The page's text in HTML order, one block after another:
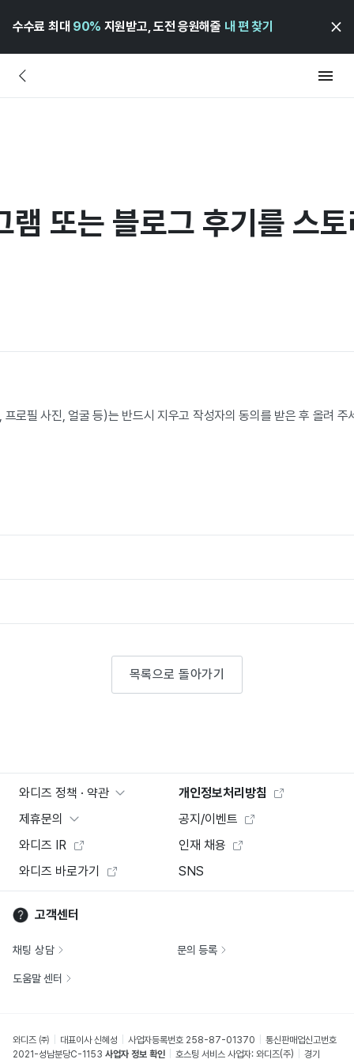
수수료 최대 90% 지원받고, 도전 응원해줄 내 편 찾기
램 또는 블로그 후기를 스
로필 사진, 얼굴 등)는 반드시 지우고 작성자의 동의를 받은 후 올려 주
목록으로 돌아가기
와디즈 정책 · 약관
개인정보처리방침
제휴문의
공지/이벤트
와디즈 IR
인재 채용
와디즈 바로가기
SNS
고객센터
채팅 상담 문의 등록
도움말 센터
와디즈 ㈜ 대표이사 신혜성 사업자등록번호 258-87-01370
통신판매업신고번호
2021-성남분당C-1153 사업자 정보 확인 호스팅 서비스 사업자: 와디즈(주) 경기